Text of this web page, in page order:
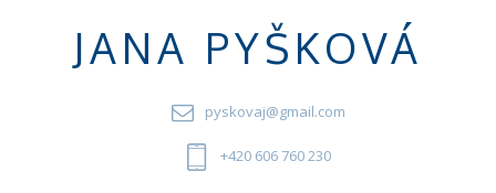
JANA PYŠKOVÁ
pyskovaj@gmail.com
+420 606 760 230